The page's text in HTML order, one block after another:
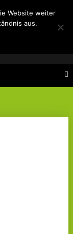
Website weiter
aus.